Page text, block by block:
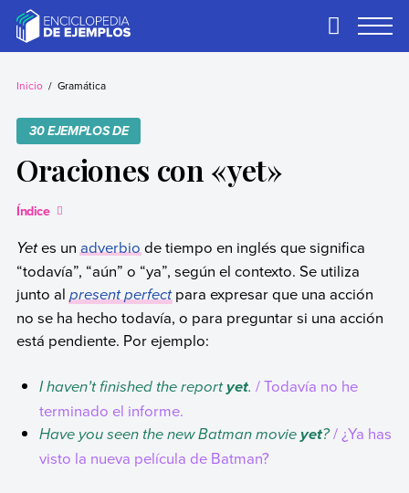
contentEjemplos
Necesitas ejemplos.
Primary
Inicio Gramática
30 EJEMPLOS DE
Oraciones con «yet»
Índice
Yetes unadverbiode tiempo en inglés que significa
“todavía”, “aún” o “ya”, según el contexto. Se utiliza
junto al present perfectpara expresar que una acción
no se ha hecho todavía, o para preguntar si una acción
está pendiente. Por ejemplo:
I haven’t finished the reportyet. / Todavía no he
terminado el informe.
Have you seen the new Batman movieyet?/ ¿Ya has
visto la nueva película de Batman?